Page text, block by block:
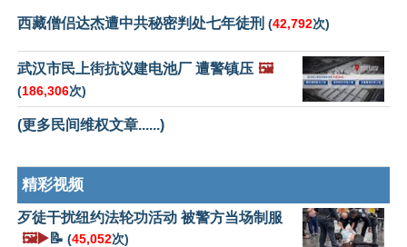
西藏僧侣达杰遭中共秘密判处七年徒刑 (42,792次)
武汉市民上街抗议建电池厂 遭警镇压 🖼️
(186,306次)
(更多民间维权文章......)
精彩视频
歹徒干扰纽约法轮功活动 被警方当场制服
🖼️▶️📝 (45,052次)